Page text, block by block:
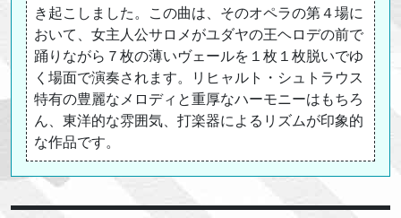
き起こしました。この曲は、そのオペラの第４場に
おいて、女主人公サロメがユダヤの王ヘロデの前で
踊りながら７枚の薄いヴェールを１枚１枚脱いでゆ
く場面で演奏されます。リヒャルト・シュトラウス
特有の豊麗なメロディと重厚なハーモニーはもちろ
ん、東洋的な雰囲気、打楽器によるリズムが印象的
な作品です。